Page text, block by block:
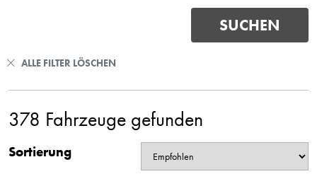
ALLE FILTER LÖSCHEN
378 Fahrzeuge gefunden
Sortierung